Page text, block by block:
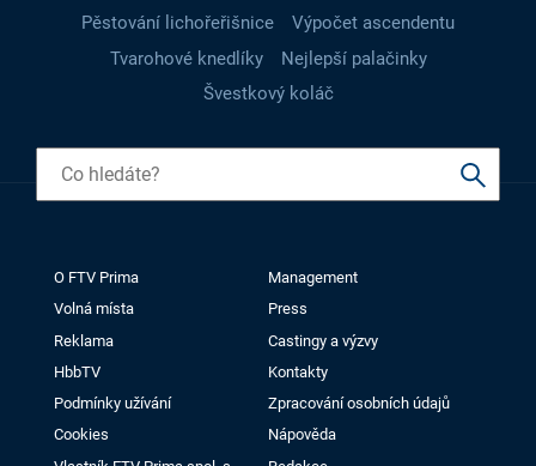
Pěstování lichořeřišnice
Výpočet ascendentu
Tvarohové knedlíky
Nejlepší palačinky
Švestkový koláč
O FTV Prima
Management
Volná místa
Press
Reklama
Castingy a výzvy
HbbTV
Kontakty
Podmínky užívání
Zpracování osobních údajů
Cookies
Nápověda